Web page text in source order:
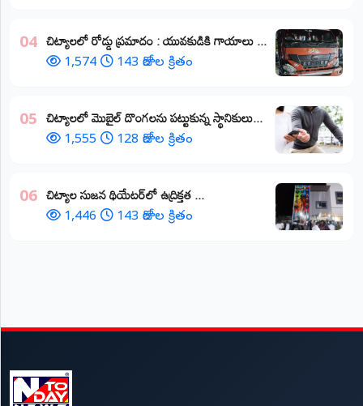
04 చిట్యాలలో రోడ్డు ప్రమాదం : యువకుడికి గాయాలు ​...
1,574 143 రోజుల క్రితం
05 చిట్యాలలో మొబైల్ దొంగలను పట్టుకున్న స్థానికులు...
1,555 128 రోజుల క్రితం
06 చిట్యాల సుజన థియేటర్‌లో ఉద్రిక్తత ...
1,446 143 రోజుల క్రితం